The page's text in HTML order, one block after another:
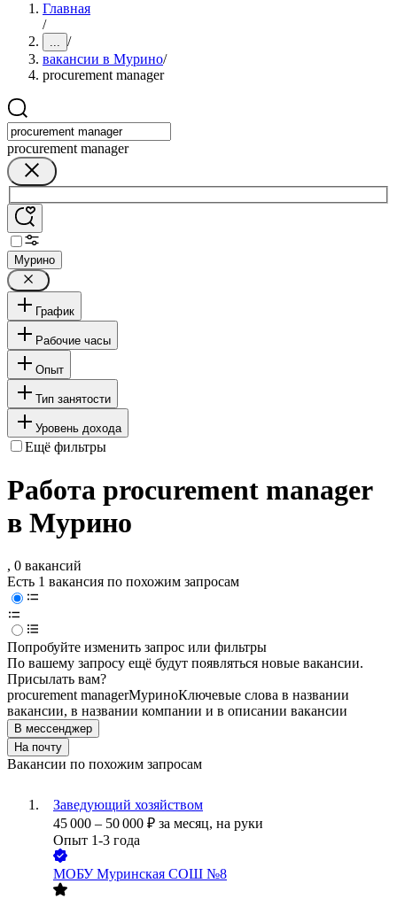
Главная
/
... /
вакансии в Мурино/
procurement manager
procurement manager
Мурино
График
Рабочие часы
Опыт
Тип занятости
Уровень дохода
Ещё фильтры
Работа procurement manager
в Мурино
, 0 вакансий
Есть 1 вакансия по похожим запросам
Попробуйте изменить запрос или фильтры
По вашему запросу ещё будут появляться новые вакансии.
Присылать вам?
procurement managerМуриноКлючевые слова в названии
вакансии, в названии компании и в описании вакансии
В мессенджер
На почту
Вакансии по похожим запросам
Заведующий хозяйством
45 000 – 50 000 ₽ за месяц, на руки
Опыт 1-3 года
МОБУ Муринская СОШ №8